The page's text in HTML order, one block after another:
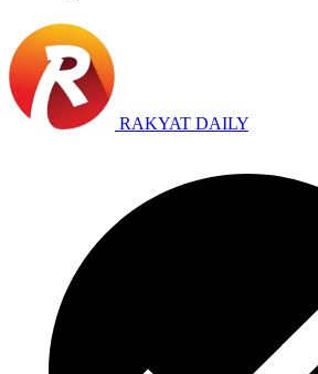
RAKYAT DAILY